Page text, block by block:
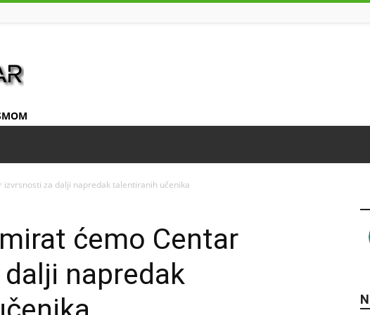
izvrsnosti za dalji napredak talentiranih učenika
ćemo Centar
napredak